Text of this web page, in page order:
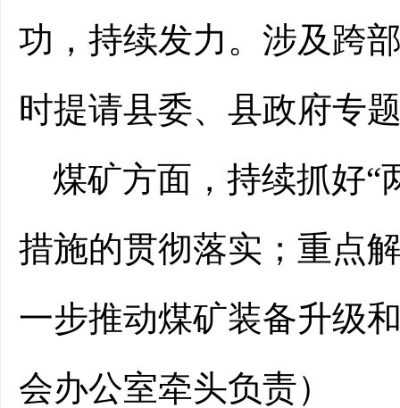
功，持续发力。涉及跨
时提请县委、县政府专
煤矿方面， 持续抓好“
措施的贯彻落实；重点
一步推动煤矿装备升级
会办公室牵头负责）